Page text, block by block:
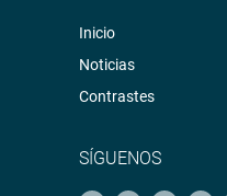
Inicio
Noticias
Contrastes
SÍGUENOS